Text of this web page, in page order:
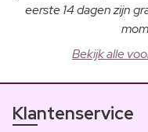
eerste 14 dagen zijn
Bekijk alle
Klantenservice